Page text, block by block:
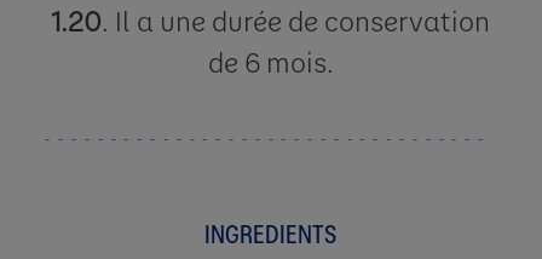
1.20. Il a une durée de conservation
de 6 mois.​
INGREDIENTS